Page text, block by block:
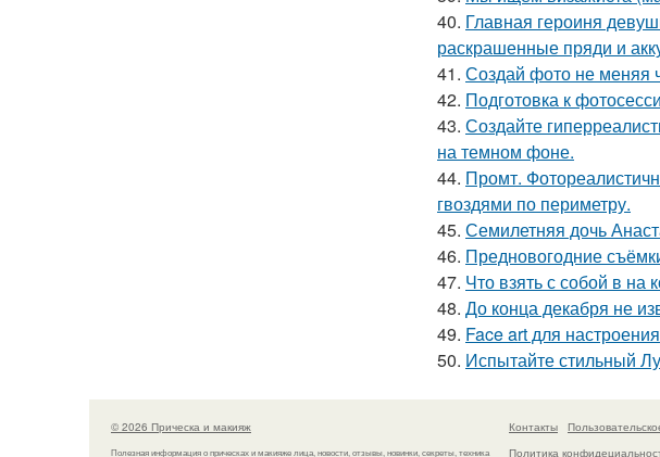
40. Главная героиня
раскрашенные пряди и
41. Создай фото не меняя
42. Подготовка к
43. Создайте
на темном фоне.
44. Промт.
гвоздями по периметру.
45. Семилетняя дочь
46. Предновогодние
47. Что взять с собой в на
48. До конца декабря не
49. Face art для
50. Испытайте стильный
© 2026 Прическа и макияж
Полезная информация о прическах и макияже лица, новости, отзывы, новинки, секреты, техника
Контакты
Политика